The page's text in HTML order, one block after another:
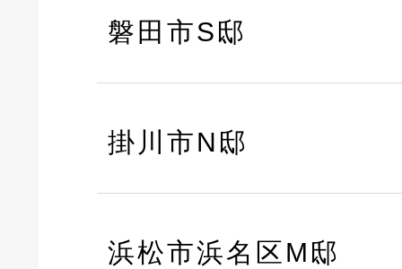
磐田市S邸
掛川市N邸
浜松市浜名区M邸